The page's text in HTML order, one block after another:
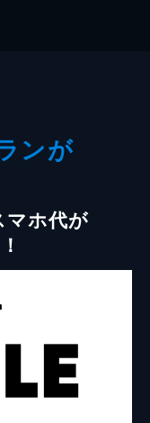
ンが
マホ代が